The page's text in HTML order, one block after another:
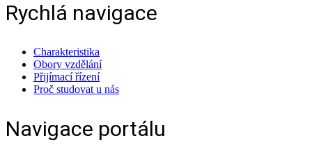
Rychlá navigace
Charakteristika
Obory vzdělání
Přijímací řízení
Proč studovat u nás
Navigace portálu